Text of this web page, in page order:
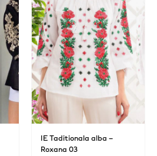
IE Taditionala alba –
Roxana 03